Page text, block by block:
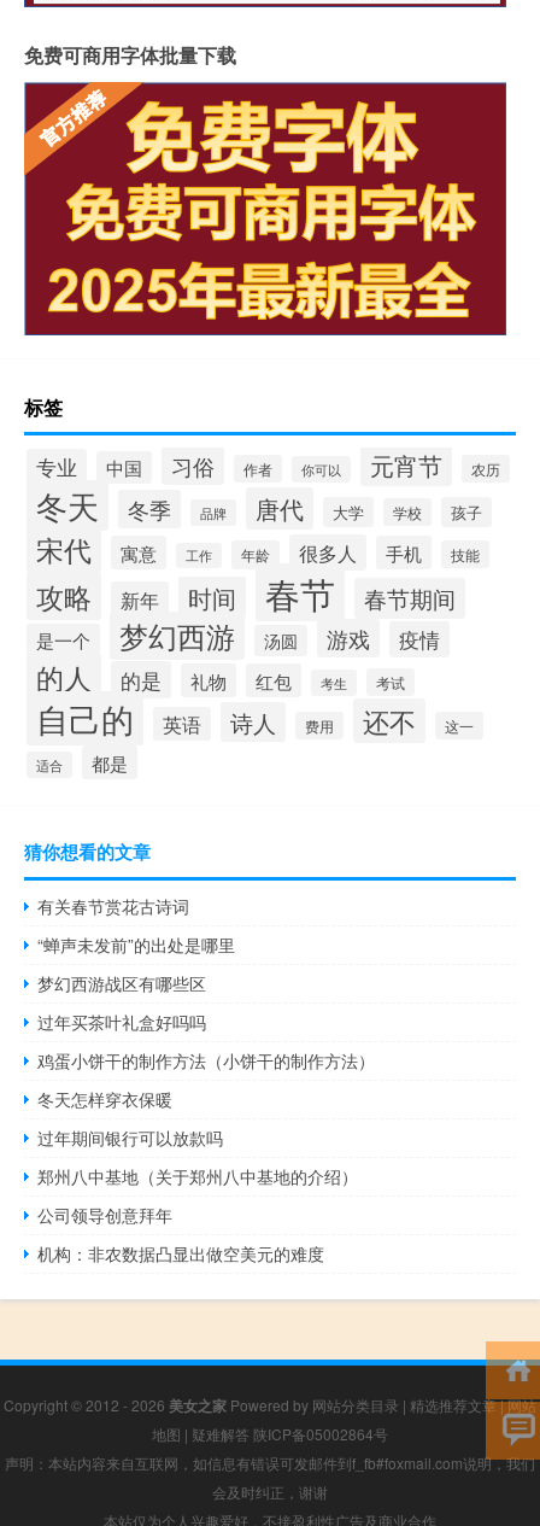
免费可商用字体批量下载
标签
专业 中国 习俗 作者 你可以 元宵节 农历
冬天 冬季 品牌 唐代 大学 学校 孩子
宋代 寓意 工作 年龄 很多人 手机 技能
攻略 新年 时间 春节 春节期间
是一个 梦幻西游 汤圆 游戏 疫情
的人 的是 礼物 红包 考生 考试
自己的 英语 诗人 费用 还不 这一
适合 都是
猜你想看的文章
有关春节赏花古诗词
“蝉声未发前”的出处是哪里
梦幻西游战区有哪些区
过年买茶叶礼盒好吗吗
鸡蛋小饼干的制作方法（小饼干的制作方法）
冬天怎样穿衣保暖
过年期间银行可以放款吗
郑州八中基地（关于郑州八中基地的介绍）
公司领导创意拜年
机构：非农数据凸显出做空美元的难度
Copyright © 2012 - 2026 美女之家 Powered by 网站分类目录 | 精选推荐文章|网站
地图 | 疑难解答 陕ICP备05002864号
声明：本站内容来自互联网，如信息有错误可发邮件到f_fb#foxmail.com说明，我们
会及时纠正，谢谢
本站仅为个人兴趣爱好，不接盈利性广告及商业合作